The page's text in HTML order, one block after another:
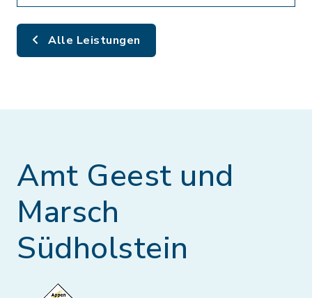
Alle Leistungen
Amt Geest und
Marsch
Südholstein